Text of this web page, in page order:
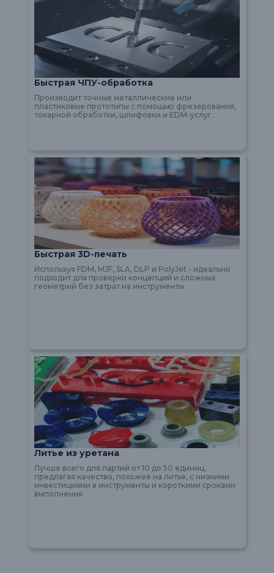
Быстрая ЧПУ-обработка
Производит точные металлические или
пластиковые прототипы с помощью фрезерования,
токарной обработки, шлифовки и EDM-услуг.
Быстрая 3D-печать
Используя FDM, MJF, SLA, DLP и PolyJet - идеально
подходит для проверки концепций и сложных
геометрий без затрат на инструменты.
Литье из уретана
Лучше всего для партий от 10 до 50 единиц,
предлагая качество, похожее на литье, с низкими
инвестициями в инструменты и короткими сроками
выполнения.